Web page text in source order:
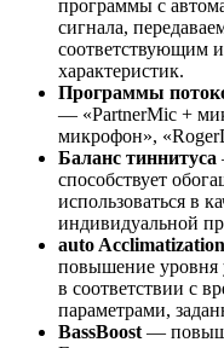
программы с
сигнала,
соответствующим
характеристик.
Программы
— «PartnerMic +
микрофон»,
Баланс тиннитуса
способствует
использоваться в
индивидуальной
auto Acclimatization
повышение уровня
в соответствии с
параметрами,
BassBoost —